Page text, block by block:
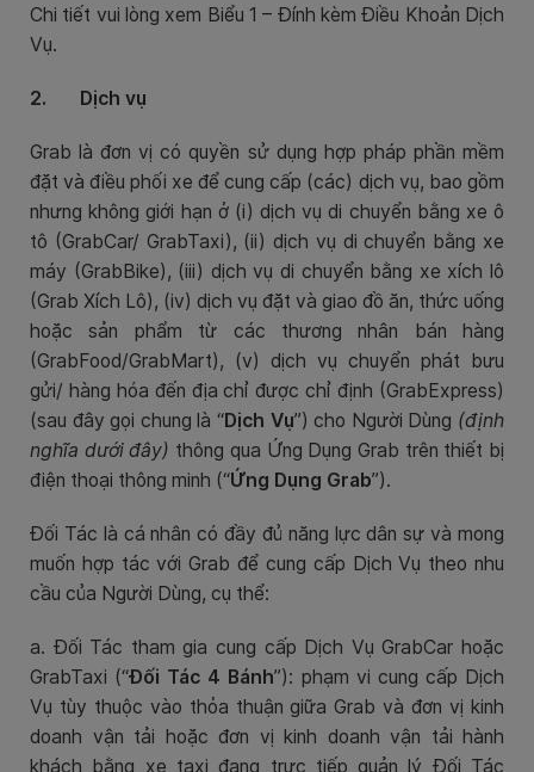
Chi tiết vui lòng xem Biểu 1 – Đính kèm Điều Khoản Dịch
Vụ.
2. Dịch vụ
Grab là đơn vị có quyền sử dụng hợp pháp phần mềm
đặt và điều phối xe để cung cấp (các) dịch vụ, bao gồm
nhưng không giới hạn ở (i) dịch vụ di chuyển bằng xe ô
tô (GrabCar/ GrabTaxi), (ii) dịch vụ di chuyển bằng xe
máy (GrabBike), (iii) dịch vụ di chuyển bằng xe xích lô
(Grab Xích Lô), (iv) dịch vụ đặt và giao đồ ăn, thức uống
hoặc sản phẩm từ các thương nhân bán hàng
(GrabFood/GrabMart), (v) dịch vụ chuyển phát bưu
gửi/ hàng hóa đến địa chỉ được chỉ định (GrabExpress)
(sau đây gọi chung là “Dịch Vụ”) cho Người Dùng (định
nghĩa dưới đây) thông qua Ứng Dụng Grab trên thiết bị
điện thoại thông minh (“Ứng Dụng Grab”).
Đối Tác là cá nhân có đầy đủ năng lực dân sự và mong
muốn hợp tác với Grab để cung cấp Dịch Vụ theo nhu
cầu của Người Dùng, cụ thể:
a. Đối Tác tham gia cung cấp Dịch Vụ GrabCar hoặc
GrabTaxi (“Đối Tác 4 Bánh”): phạm vi cung cấp Dịch
Vụ tùy thuộc vào thỏa thuận giữa Grab và đơn vị kinh
doanh vận tải hoặc đơn vị kinh doanh vận tải hành
khách bằng xe taxi đang trực tiếp quản lý Đối Tác